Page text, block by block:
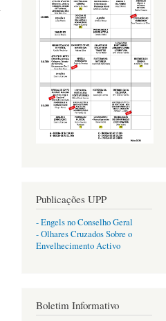
Publicações UPP
- Engels no Conselho Geral
- Olhares Cruzados Sobre o
Envelhecimento Activo
Boletim Informativo